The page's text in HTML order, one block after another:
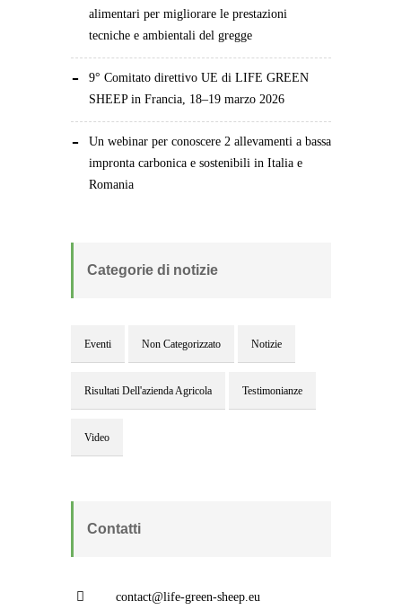
alimentari per migliorare le prestazioni
tecniche e ambientali del gregge
9° Comitato direttivo UE di LIFE GREEN
SHEEP in Francia, 18–19 marzo 2026
Un webinar per conoscere 2 allevamenti a bassa
impronta carbonica e sostenibili in Italia e
Romania
Categorie di notizie
Eventi Non Categorizzato Notizie
Risultati Dell'azienda Agricola Testimonianze
Video
Contatti
contact@life-green-sheep.eu